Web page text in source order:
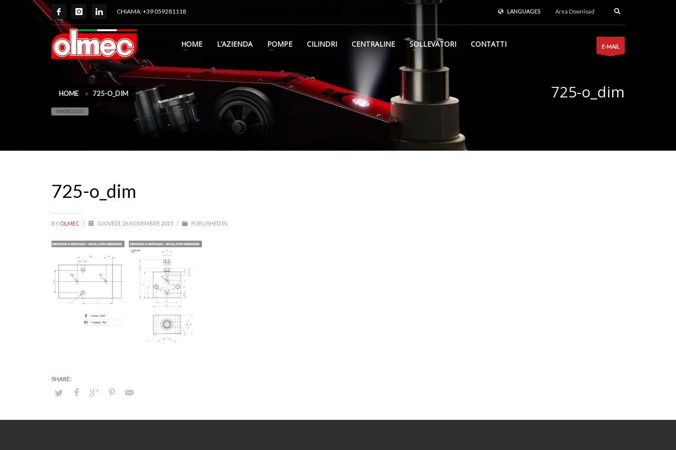
CHIAMA: +39 059281118 LANGUAGES Area Download
HOME L’AZIENDA POMPE CILINDRI CENTRALINE SOLLEVATORI CONTATTI E-MAIL
HOME 725-O_DIM
06/08/2026
725-o_dim
725-o_dim
BY OLMEC / GIOVEDÌ, 26 NOVEMBRE 2015 / PUBLISHED IN